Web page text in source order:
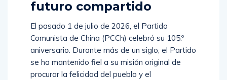
futuro compartido
El pasado 1 de julio de 2026, el Partido
Comunista de China (PCCh) celebró su 105.º
aniversario. Durante más de un siglo, el Partido
se ha mantenido fiel a su misión original de
procurar la felicidad del pueblo y el